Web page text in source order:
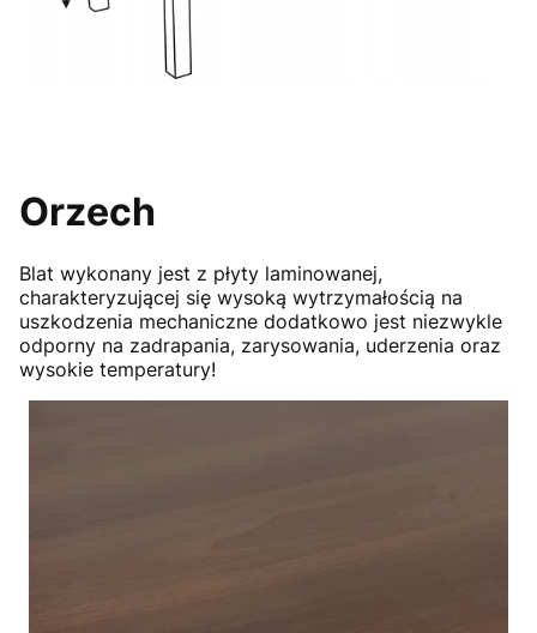
Orzech
Blat wykonany jest z płyty laminowanej,
charakteryzującej się wysoką wytrzymałością na
uszkodzenia mechaniczne dodatkowo jest niezwykle
odporny na zadrapania, zarysowania, uderzenia oraz
wysokie temperatury!